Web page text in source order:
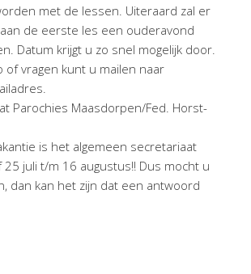
met de lessen. Uiteraard zal er
de eerste les een ouderavond
Datum krijgt u zo snel mogelijk door.
of vragen kunt u mailen naar
Parochies Maasdorpen/Fed. Horst-
is het algemeen secretariaat
25 juli t/m 16 augustus!! Dus mocht u
dan kan het zijn dat een antwoord